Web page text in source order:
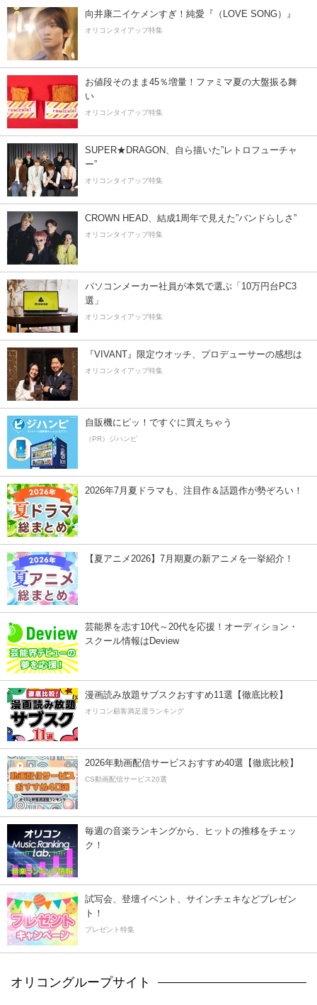
向井康二イケメンすぎ！純愛『（LOVE SONG）』
オリコンタイアップ特集
お値段そのまま45％増量！ファミマ夏の大盤振る舞
い
オリコンタイアップ特集
SUPER★DRAGON、自ら描いた”レトロフューチャ
ー”
オリコンタイアップ特集
CROWN HEAD、結成1周年で見えた”バンドらしさ”
オリコンタイアップ特集
パソコンメーカー社員が本気で選ぶ「10万円台PC3
選」
オリコンタイアップ特集
『VIVANT』限定ウオッチ、プロデューサーの感想は
オリコンタイアップ特集
自販機にピッ！ですぐに買えちゃう
（PR）ジハンピ
2026年7月夏ドラマも、注目作＆話題作が勢ぞろい！
【夏アニメ2026】7月期夏の新アニメを一挙紹介！
芸能界を志す10代～20代を応援！オーディション・
スクール情報はDeview
漫画読み放題サブスクおすすめ11選【徹底比較】
オリコン顧客満足度ランキング
2026年動画配信サービスおすすめ40選【徹底比較】
CS動画配信サービス20選
毎週の音楽ランキングから、ヒットの推移をチェッ
ク！
試写会、登壇イベント、サインチェキなどプレゼン
ト！
プレゼント特集
オリコングループサイト